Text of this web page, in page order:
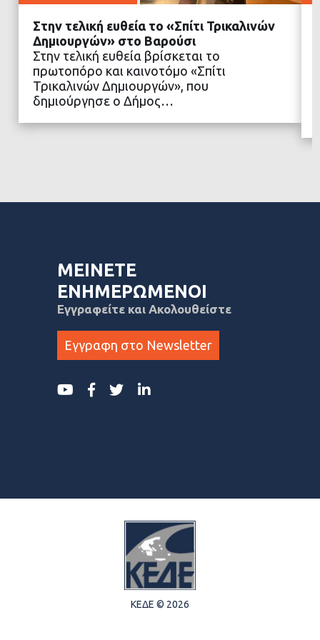
ΔΙΑΒΑΣΤΕ ΠΕΡΙΣΣΟΤΕΡΑ
Στην τελική ευθεία το «Σπίτι Τρικαλινών
Δημιουργών» στο Βαρούσι
Στην τελική ευθεία βρίσκεται το
πρωτοπόρο και καινοτόμο «Σπίτι
Τρικαλινών Δημιουργών», που
δημιούργησε ο Δήμος…
ΜΕΙΝΕΤΕ
ΕΝΗΜΕΡΩΜΕΝΟΙ
Εγγραφείτε και Ακολουθείστε
Εγγραφη στο Newsletter
ΚΕΔΕ © 2026